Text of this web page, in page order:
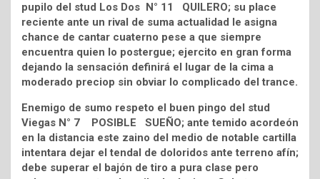
pupilo del stud Los Dos N° 11 QUILERO; su place
reciente ante un rival de suma actualidad le asigna
chance de cantar cuaterno pese a que siempre
encuentra quien lo postergue; ejercito en gran forma
dejando la sensación definirá el lugar de la cima a
moderado preciop sin obviar lo complicado del trance.
Enemigo de sumo respeto el buen pingo del stud
Viegas N° 7 POSIBLE SUEÑO; ante temido acordeón
en la distancia este zaino del medio de notable cartilla
intentara dejar el tendal de doloridos ante terreno afín;
debe superar el bajón de tiro a pura clase pero